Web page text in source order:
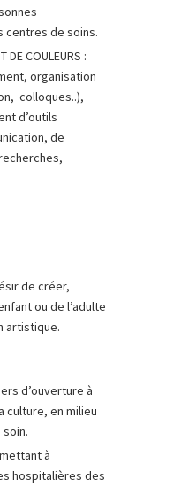
centres de soins.
COULEURS :
organisation
colloques..),
d’outils
de
de créer,
ou de l’adulte
artistique.
d’ouverture à
culture, en milieu
à
hospitalières des